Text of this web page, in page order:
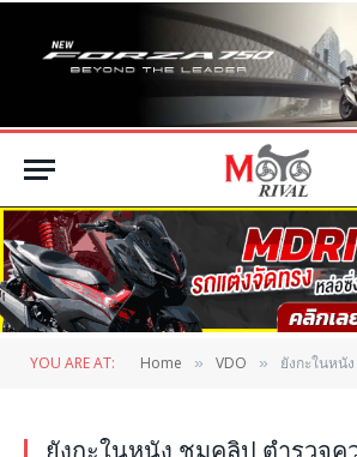
YOU ARE AT: Home » VDO » ยังกะในหนัง ชมคลิป ตำร
ยังกะในหนัง ชมคลิป ตำรวจค